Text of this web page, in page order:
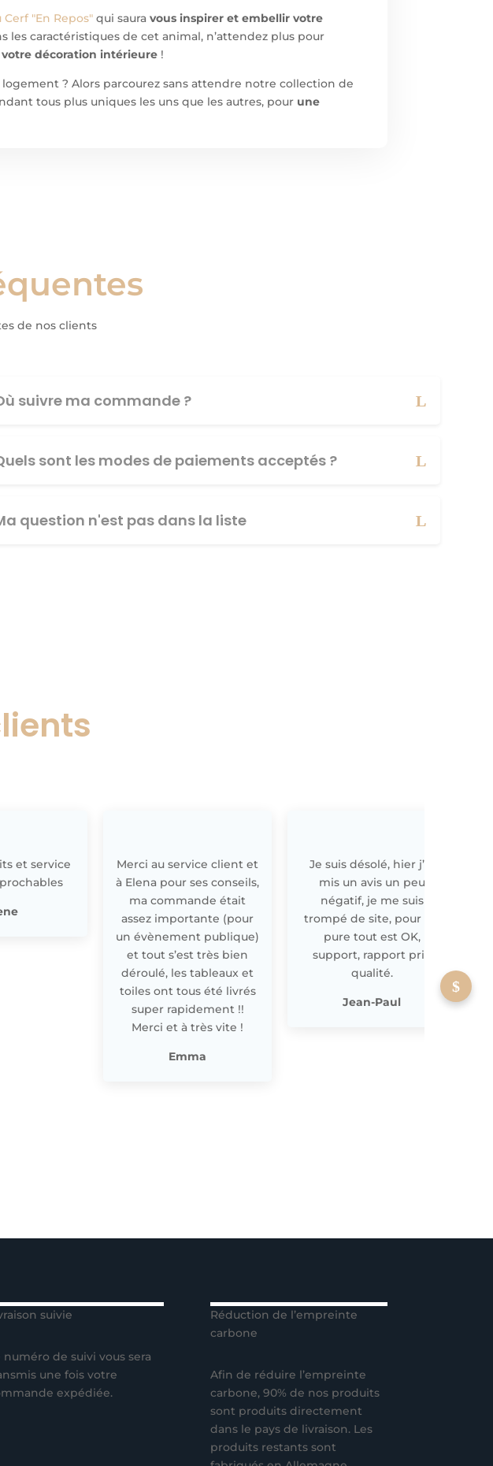
Cerf "En Repos" qui sauravous inspirer et embellir votre
les caractéristiques de cet animal, n’attendez plus pour
votre décoration intérieure !
? Alors parcourez sans attendre notre collection de
tous plus uniques les uns que les autres, pour une
de nos clients
suivre ma commande ?
sont les modes de paiements acceptés ?
question n'est pas dans la liste
et service
Merci au service client et
à Elena pour ses conseils,
ma commande était
assez importante (pour
un évènement publique)
et tout s’est très bien
déroulé, les tableaux et
toiles ont tous été livrés
super rapidement !!
Merci et à très vite !
Emma
Je suis désolé, hier j’ai
mis un avis un peu
négatif, je me suis
trompé de site, pour off
pure tout est OK,
support, rapport prix
qualité.
Jean-Paul
suivie
numéro de suivi vous sera
une fois votre
expédiée.
Réduction de l’empreinte
carbone
Afin de réduire l’empreinte
carbone, 90% de nos produits
sont produits directement
dans le pays de livraison. Les
produits restants sont